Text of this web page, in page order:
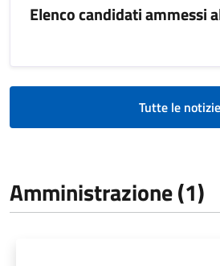
Elenco candidati ammessi
Tutte le notizie
Amministrazione (1)